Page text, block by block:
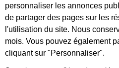
Tout
personnaliser les annonces
de partager des pages sur les
l'utilisation du site. Nous
mois. Vous pouvez également
cliquant sur "Personnaliser".